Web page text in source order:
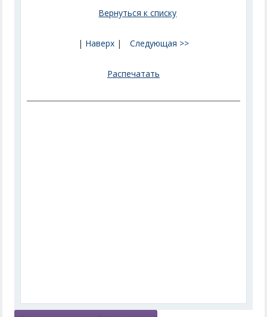
Вернуться к списку
| Наверх| Следующая >>
Распечатать